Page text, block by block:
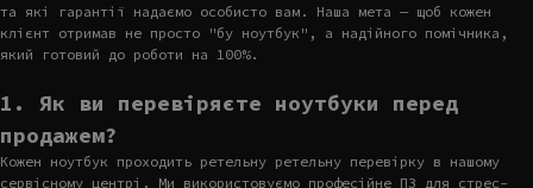
та які гарантії надаємо особисто вам. Наша мета — щоб кожен
клієнт отримав не просто "бу ноутбук", а надійного помічника,
який готовий до роботи на 100%.
1. Як ви перевіряєте ноутбуки перед
продажем?
Кожен ноутбук проходить ретельну ретельну перевірку в нашому
сервісному центрі. Ми використовуємо професійне ПЗ для стрес-